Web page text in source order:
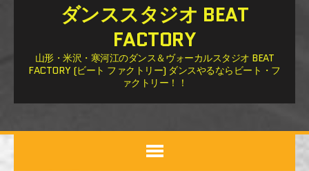
ダンススタジオ BEAT
FACTORY
山形・米沢・寒河江のダンス＆ヴォーカルスタジオ BEAT
FACTORY (ビート ファクトリー) ダンスやるならビート・フ
ァクトリー！！